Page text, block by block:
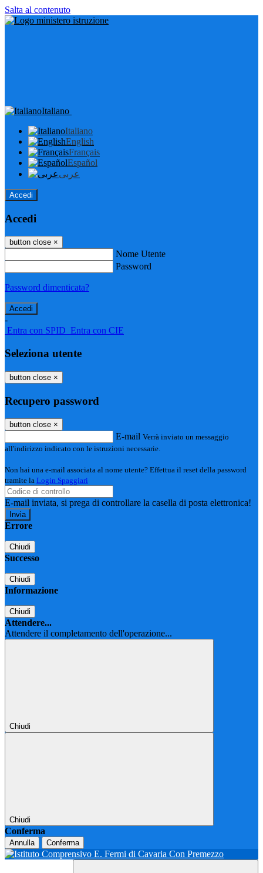
Salta al contenuto
Italiano
Italiano
English
Français
Español
عربى
Accedi
Accedi
button close ×
Nome Utente
Password
Password dimenticata?
-
Entra con SPID Entra con CIE
Seleziona utente
button close ×
Recupero password
button close ×
E-mail Verrà inviato un messaggio
all'indirizzo indicato con le istruzioni necessarie.
Non hai una e-mail associata al nome utente? Effettua il reset della password
tramite la Login Spaggiari
E-mail inviata, si prega di controllare la casella di posta elettronica!
Errore
Chiudi
Successo
Chiudi
Informazione
Chiudi
Attendere...
Attendere il completamento dell'operazione...
Chiudi
Chiudi
Conferma
Annulla Conferma